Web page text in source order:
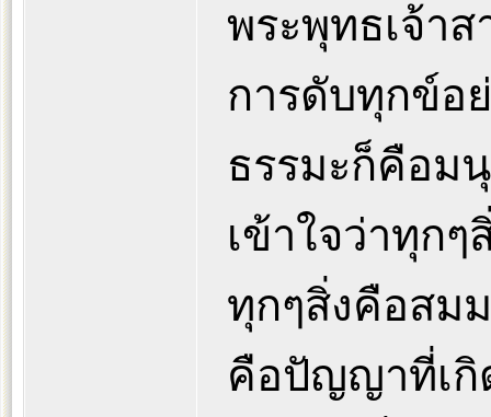
พระพุทธเจ้า
การดับทุกข์อ
ธรรมะก็คือมนุ
เข้าใจว่าทุก
ทุกๆสิ่งคือสม
คือปัญญาที่เกิ